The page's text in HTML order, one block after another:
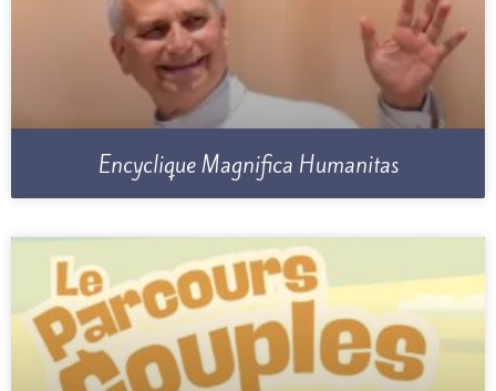
Encyclique Magnifica Humanitas